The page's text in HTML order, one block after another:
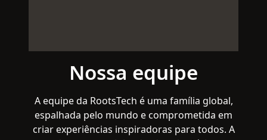
Nossa equipe
A equipe da RootsTech é uma família global,
espalhada pelo mundo e comprometida em
criar experiências inspiradoras para todos. A